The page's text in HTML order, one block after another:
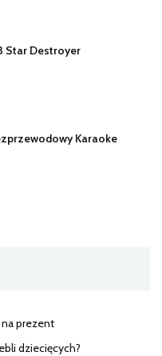
Star Destroyer
Karaoke
prezent
dziecięcych?